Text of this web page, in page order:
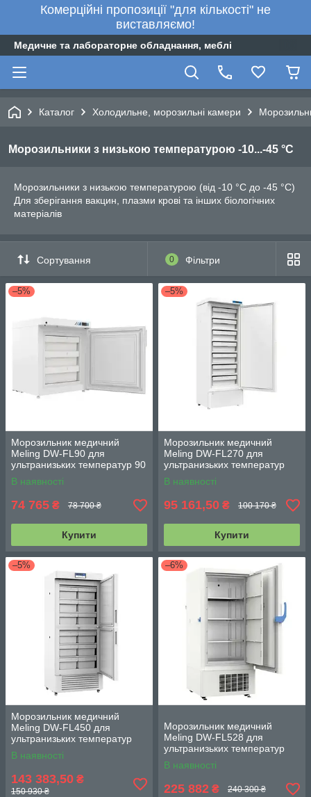
Комерційні пропозиції "для кількості" не
виставляємо!
Медичне та лабораторне обладнання, меблі
Каталог Холодильне, морозильні камери
Морозильники з низькою температурою -10...-45 °C
Морозильники з низькою температурою (від -10 °C до -45 °C)
Для зберігання вакцин, плазми крові та інших біологічних
матеріалів
Сортування 0 Фільтри
–5%
Морозильник медичний
Meling DW-FL90 для
ультранизьких температур 90
л з моніторингом температур
-10...-40°С
В наявності
74 765 ₴ 78 700 ₴
Купити
–5%
Морозильник медичний
Meling DW-FL270 для
ультранизьких температур
270 л з моніторингом
температур -10...-40°С
В наявності
95 161,50 ₴ 100 170 ₴
Купити
–5%
Морозильник медичний
Meling DW-FL450 для
ультранизьких температур
450 л з моніторингом
температур -10...-40°С
В наявності
143 383,50 ₴
150 930 ₴
–6%
Морозильник медичний
Meling DW-FL528 для
ультранизьких температур
528 л з моніторингом
температур -10...-40°С
В наявності
225 882 ₴ 240 300 ₴